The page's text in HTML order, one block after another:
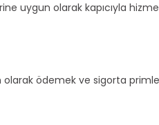
uygun olarak kapıcıyla
olarak ödemek ve sigorta